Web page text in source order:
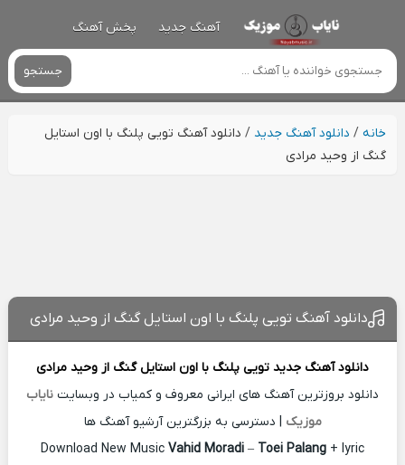
آهنگ جدید پخش آهنگ
جستجو
خانه/ دانلود آهنگ جدید / دانلود آهنگ تویی پلنگ با اون استایل
گنگ از وحید مرادی
دانلود آهنگ تویی پلنگ با اون استایل گنگ از وحید مرادی
دانلود آهنگ جدید تویی پلنگ با اون استایل گنگ از وحید مرادی
دانلود بروزترین آهنگ های ایرانی معروف و کمیاب در وبسایت نایاب
موزیک | دسترسی به بزرگترین آرشیو آهنگ ها
Download New Music Vahid Moradi – Toei Palang + lyric